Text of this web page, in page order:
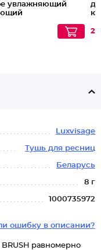
увлажняющий
Luxvisage
Тушь для ресниц
Беларусь
8 г
1000735972
ошибку в описании?
BRUSH равномерно